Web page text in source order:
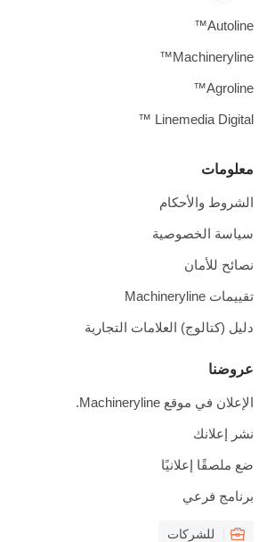
معلومات
الشروط والأحكام
سياسة الخصوصية
نصائح للأمان
تقييمات Machineryline
دليل (كتالوج) العلامات التجارية
عروضنا
الإعلان في موقع Machineryline.
نشر إعلانك
ضع ملصقًا إعلانيًا
برنامج فرعي
للشركات
Autoline™
Machineryline™
Agroline™
Linemedia Digital ™